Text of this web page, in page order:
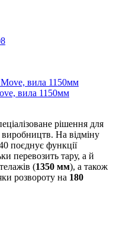
вила 1150мм
рішення для
На відміну
поєднує функції
перевозить тару, а й
(1350 мм), а також
розвороту на 180